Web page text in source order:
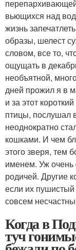
вьющихся над
жизнь
образы, шелест
словом, все то,
ощущать в
необъятной,
дней прожил я в
и за этот
птицы, послушал
неоднократно
кошками. И чем
этого зверя, тем
именем. Уж очень
родичей. Другие
если их
совсем
Когда в
туч